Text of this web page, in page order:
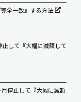
全一致』する方法
して『大幅に減額して
停止して『大幅に減額